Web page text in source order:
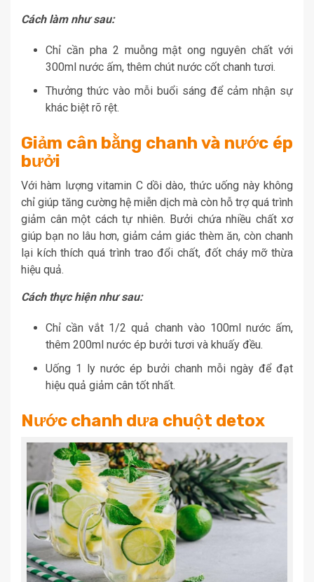
Cách làm như sau:
Chỉ cần pha 2 muỗng mật ong nguyên chất với
300ml nước ấm, thêm chút nước cốt chanh tươi.
Thưởng thức vào mỗi buổi sáng để cảm nhận sự
khác biệt rõ rệt.
Giảm cân bằng chanh và nước ép
bưởi
Với hàm lượng vitamin C dồi dào, thức uống này không
chỉ giúp tăng cường hệ miễn dịch mà còn hỗ trợ quá trình
giảm cân một cách tự nhiên. Bưởi chứa nhiều chất xơ
giúp bạn no lâu hơn, giảm cảm giác thèm ăn, còn chanh
lại kích thích quá trình trao đổi chất, đốt cháy mỡ thừa
hiệu quả.
Cách thực hiện như sau:
Chỉ cần vắt 1/2 quả chanh vào 100ml nước ấm,
thêm 200ml nước ép bưởi tươi và khuấy đều.
Uống 1 ly nước ép bưởi chanh mỗi ngày để đạt
hiệu quả giảm cân tốt nhất.
Nước chanh dưa chuột detox